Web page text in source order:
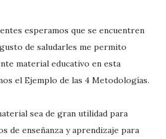
esperamos que se encuentren
de saludarles me permito
material educativo en esta
el Ejemplo de las 4 Metodologías.
sea de gran utilidad para
de enseñanza y aprendizaje para